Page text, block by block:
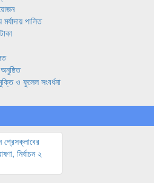
পালিত
ও ফুলেল সংবর্ধনা